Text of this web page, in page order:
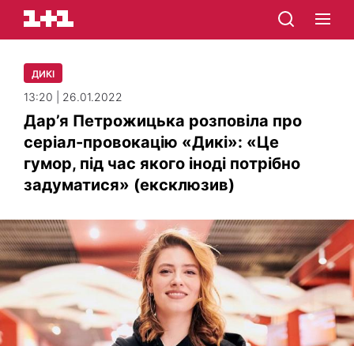
ДИКІ
13:20 | 26.01.2022
Дар’я Петрожицька розповіла про
серіал-провокацію «Дикі»: «Це
гумор, під час якого іноді потрібно
задуматися» (ексклюзив)